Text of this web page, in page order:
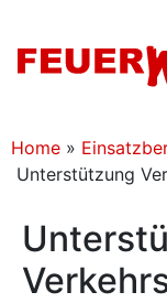
Home »
Unterstützung